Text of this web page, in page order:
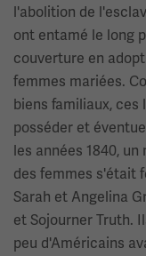
l'abolition de
ont entamé le long
couverture en
femmes mariées.
biens familiaux,
posséder et
les années 1840,
des femmes s'était
Sarah et Angelina
et Sojourner Truth.
peu d'Américains